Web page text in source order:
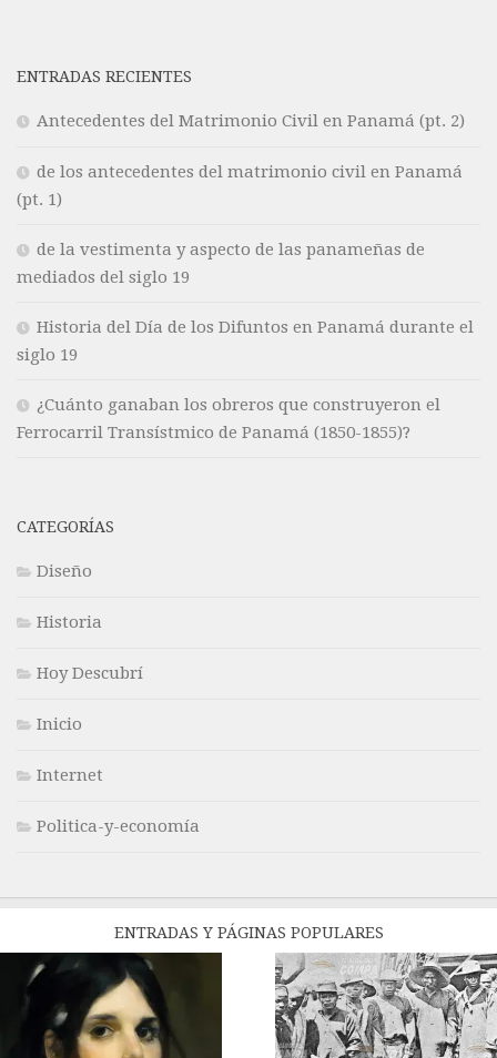
ENTRADAS RECIENTES
Antecedentes del Matrimonio Civil en Panamá (pt. 2)
de los antecedentes del matrimonio civil en Panamá
(pt. 1)
de la vestimenta y aspecto de las panameñas de
mediados del siglo 19
Historia del Día de los Difuntos en Panamá durante el
siglo 19
¿Cuánto ganaban los obreros que construyeron el
Ferrocarril Transístmico de Panamá (1850-1855)?
CATEGORÍAS
Diseño
Historia
Hoy Descubrí
Inicio
Internet
Politica-y-economía
ENTRADAS Y PÁGINAS POPULARES